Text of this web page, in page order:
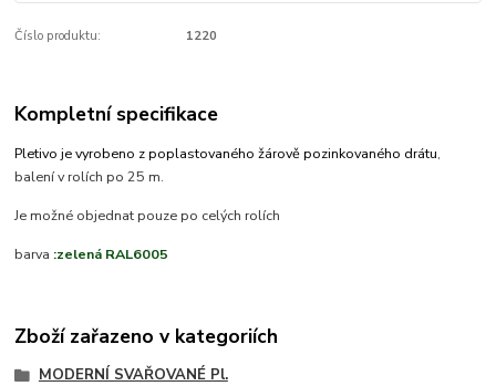
Číslo produktu: 1220
Kompletní specifikace
Pletivo je vyrobeno z poplastovaného žárově pozinkovaného drátu,
balení v rolích po 25 m.
Je možné objednat pouze po celých rolích
barva :zelená RAL6005
Zboží zařazeno v kategoriích
MODERNÍ SVAŘOVANÉ Pl.